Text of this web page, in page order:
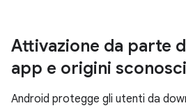
Attivazione da parte
app e origini
Android protegge gli utenti da